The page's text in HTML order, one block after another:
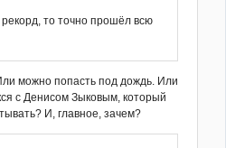
то точно прошёл всю
можно попасть под дождь. Или
с Денисом Зыковым, который
И, главное, зачем?